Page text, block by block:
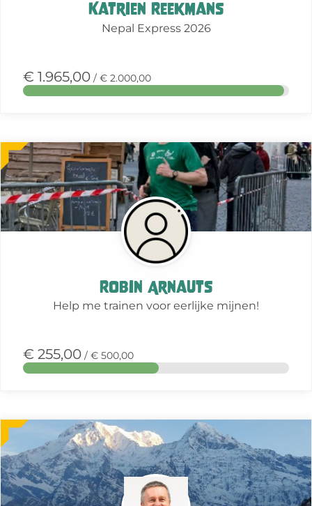
Katrien Reekmans
Nepal Express 2026
€ 1.965,00 / € 2.000,00
Robin Arnauts
Help me trainen voor eerlijke mijnen!
€ 255,00 / € 500,00
Meer
over
deze
actie
Meer
over
deze
actie